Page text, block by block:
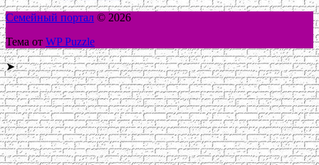
Семейный портал © 2026
Тема от WP Puzzle
➤